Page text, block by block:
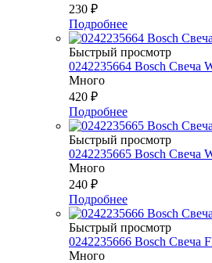
230 ₽
Подробнее
Быстрый просмотр
0242235664 Bosch Свеча
Много
420 ₽
Подробнее
Быстрый просмотр
0242235665 Bosch Свеча
Много
240 ₽
Подробнее
Быстрый просмотр
0242235666 Bosch Свеча
Много